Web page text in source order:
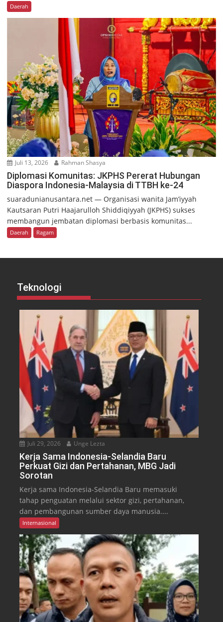
Daerah
Juli 13, 2026 Rahman Shasya
Diplomasi Komunitas: JKPHS Pererat Hubungan
Diaspora Indonesia-Malaysia di TTBH ke-24
suaradunianusantara.net — Organisasi wanita Jam’iyyah
Kautsaran Putri Haajarulloh Shiddiqiyyah (JKPHS) sukses
membangun jembatan diplomasi berbasis komunitas...
Daerah Ragam
Teknologi
Juli 29, 2026 Unge Lezta
Kerja Sama Indonesia-Selandia Baru
Perkuat Gizi dan Pertahanan, MBG Jadi
Sorotan
Kerja sama Indonesia-Selandia Baru memasuki
tahap penguatan melalui sektor gizi, pertahanan,
dan pembangunan sumber daya manusia....
Internasional